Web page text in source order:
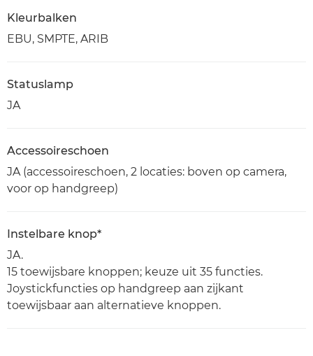
Kleurbalken
EBU, SMPTE, ARIB
Statuslamp
JA
Accessoireschoen
JA (accessoireschoen, 2 locaties: boven op camera,
voor op handgreep)
Instelbare knop*
JA.
15 toewijsbare knoppen; keuze uit 35 functies.
Joystickfuncties op handgreep aan zijkant
toewijsbaar aan alternatieve knoppen.